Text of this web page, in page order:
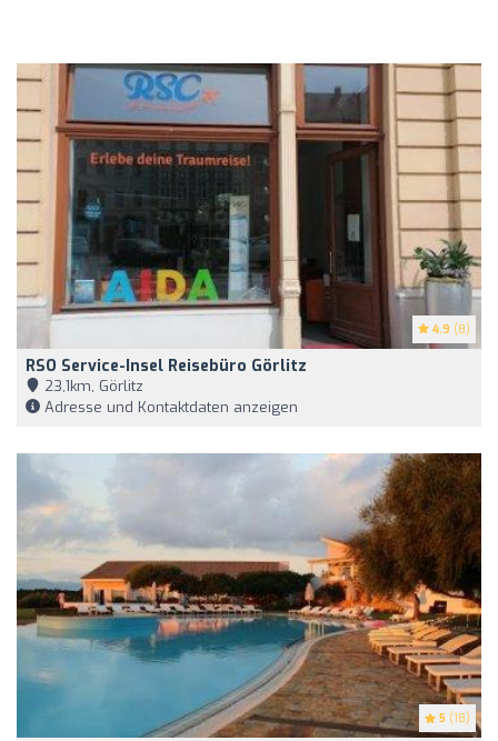
4.9 (8)
RSO Service-Insel Reisebüro Görlitz
23,1km, Görlitz
Adresse und Kontaktdaten anzeigen
5 (18)